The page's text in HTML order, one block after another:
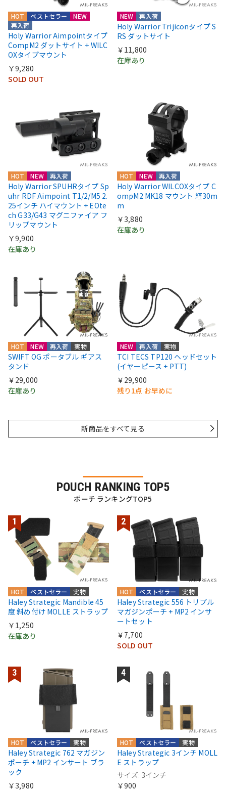
HOT
NEW
再入荷
ベストセラー
Holy Warrior Aimpointタイプ
CompM2 ダットサイト + WILC
OXタイプマウント
￥9,280
SOLD OUT
NEW 再入荷
Holy Warrior Trijiconタイプ S
RS ダットサイト
￥11,800
在庫あり
HOT NEW 再入荷
Holy Warrior SPUHRタイプ Sp
uhr RDF Aimpoint T1/2/M5 2.
25インチ ハイマウント + EOte
ch G33/G43 マグニファイア フ
リップマウント
￥9,900
在庫あり
HOT NEW 再入荷
Holy Warrior WILCOXタイプ C
ompM2 MK18 マウント 経30m
m
￥3,880
在庫あり
HOT NEW 再入荷 実物
SWIFT OG ポータブル ギアス
タンド
￥29,000
在庫あり
NEW 再入荷 実物
TCI TECS TP120 ヘッドセット
(イヤーピース + PTT)
￥29,900
残り1点 お早めに
新商品をすべて見る
POUCH RANKING TOP5
ポーチ ランキングTOP5
実物
ベストセラー
HOT
Haley Strategic Mandible 45
度 斜め付け MOLLE ストラップ
￥1,250
在庫あり
実物
ベストセラー
HOT
Haley Strategic 556 トリプル
マガジンポーチ + MP2 インサ
ートセット
￥7,700
SOLD OUT
実物
ベストセラー
HOT
Haley Strategic 762 マガジン
ポーチ + MP2 インサート ブラ
ック
￥3,980
実物
ベストセラー
HOT
Haley Strategic 3インチ MOLL
E ストラップ
サイズ: 3インチ
￥900